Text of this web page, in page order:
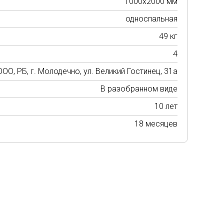
односпальная
49 кг
4
РБ, г. Молодечно, ул. Великий Гостинец, 31а
В разобранном виде
10 лет
18 месяцев